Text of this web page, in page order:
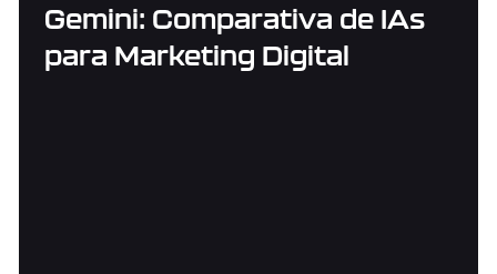
Gemini: Comparativa de IAs
para Marketing Digital